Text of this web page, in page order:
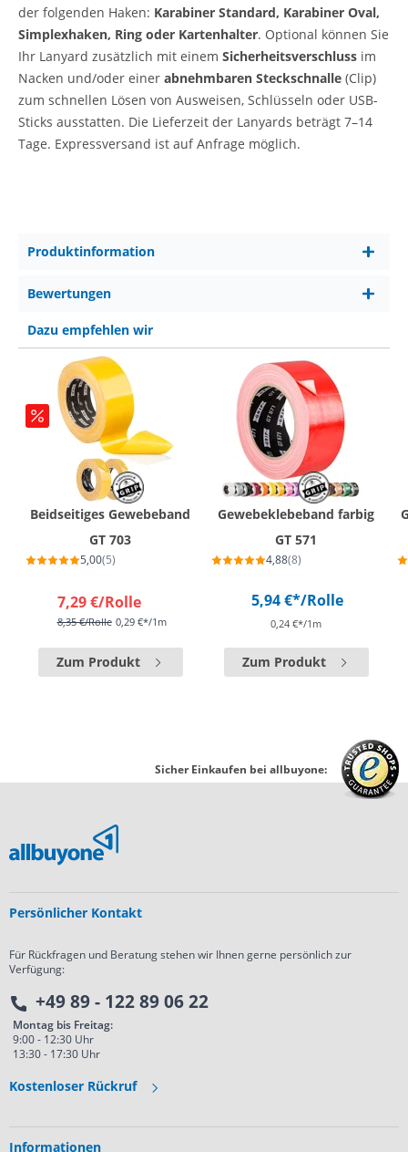
der folgenden Haken: Karabiner Standard, Karabiner Oval,
Simplexhaken, Ring oder Kartenhalter. Optional können Sie
Ihr Lanyard zusätzlich mit einem Sicherheitsverschluss im
Nacken und/oder einer abnehmbaren Steckschnalle (Clip)
zum schnellen Lösen von Ausweisen, Schlüsseln oder USB-
Sticks ausstatten. Die Lieferzeit der Lanyards beträgt 7–14
Tage. Expressversand ist auf Anfrage möglich.
Produktinformation
Bewertungen
Dazu empfehlen wir
Beidseitiges Gewebeband
GT 703
5,00(5)
7,29 €/Rolle
8,35 €/Rolle 0,29 €*/1m
Zum Produkt
Gewebeklebeband farbig
GT 571
4,88(8)
5,94 €*/Rolle
0,24 €*/1m
Zum Produkt
Sicher Einkaufen bei allbuyone:
Persönlicher Kontakt
Für Rückfragen und Beratung stehen wir Ihnen gerne persönlich zur
Verfügung:
+49 89 - 122 89 06 22
Montag bis Freitag:
9:00 - 12:30 Uhr
13:30 - 17:30 Uhr
Kostenloser Rückruf
Informationen